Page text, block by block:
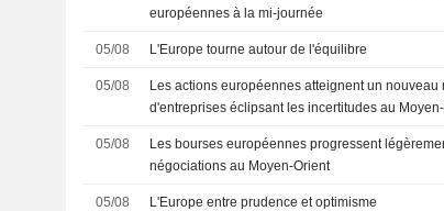
européennes à la mi-journée
05/08 L'Europe tourne autour de l'équilibre
05/08
Les actions européennes atteignent un nouveau
d'entreprises éclipsant les incertitudes au
05/08
Les bourses européennes progressent
négociations au Moyen-Orient
05/08 L'Europe entre prudence et optimisme